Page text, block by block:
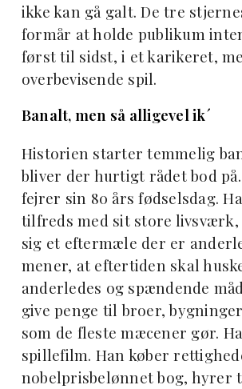
ikke kan gå galt. De tre
formår at holde publikum
først til sidst, i et karikeret,
overbevisende spil.
Banalt, men så alligevel ik´
Historien starter temmelig
bliver der hurtigt rådet bod
fejrer sin 80 års fødselsdag.
tilfreds med sit store livsværk,
sig et eftermæle der er
mener, at eftertiden skal
anderledes og spændende
give penge til broer,
som de fleste mæcener gør.
spillefilm. Han køber
nobelprisbelønnet bog, hyrer